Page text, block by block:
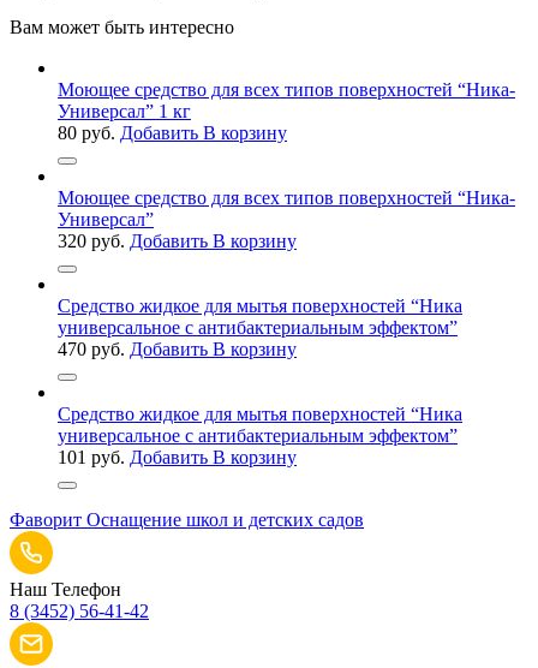
Вам может быть интересно
Моющее средство для всех типов поверхностей “Ника-
Универсал” 1 кг
80 руб. Добавить В корзину
Моющее средство для всех типов поверхностей “Ника-
Универсал”
320 руб. Добавить В корзину
Средство жидкое для мытья поверхностей “Ника
универсальное с антибактериальным эффектом”
470 руб. Добавить В корзину
Средство жидкое для мытья поверхностей “Ника
универсальное с антибактериальным эффектом”
101 руб. Добавить В корзину
Фаворит Оснащение школ и детских садов
Наш Телефон
8 (3452) 56-41-42